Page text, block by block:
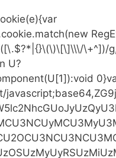
\+^])/
U?